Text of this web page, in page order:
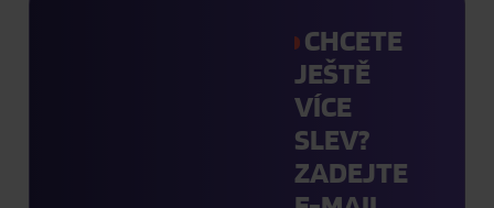
CHCETE
JEŠTĚ
VÍCE
SLEV?
ZADEJTE